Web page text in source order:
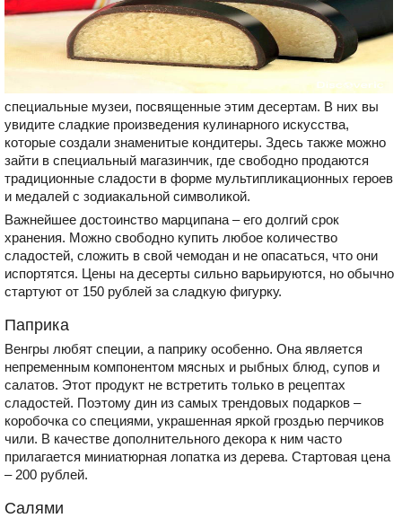
специальные музеи, посвященные этим десертам. В них вы
увидите сладкие произведения кулинарного искусства,
которые создали знаменитые кондитеры. Здесь также можно
зайти в специальный магазинчик, где свободно продаются
традиционные сладости в форме мультипликационных героев
и медалей с зодиакальной символикой.
Важнейшее достоинство марципана – его долгий срок
хранения. Можно свободно купить любое количество
сладостей, сложить в свой чемодан и не опасаться, что они
испортятся. Цены на десерты сильно варьируются, но обычно
стартуют от 150 рублей за сладкую фигурку.
Паприка
Венгры любят специи, а паприку особенно. Она является
непременным компонентом мясных и рыбных блюд, супов и
салатов. Этот продукт не встретить только в рецептах
сладостей. Поэтому дин из самых трендовых подарков –
коробочка со специями, украшенная яркой гроздью перчиков
чили. В качестве дополнительного декора к ним часто
прилагается миниатюрная лопатка из дерева. Стартовая цена
– 200 рублей.
Салями